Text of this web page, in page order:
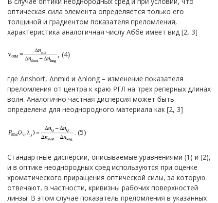
оптическая сила элемента определяется только его
толщиной и градиентом показателя преломления,
характеристика аналогичная числу Аббе имеет вид [2, 3]
, (4)
где Δnshort, Δnmid и Δnlong – изменение показателя
преломления от центра к краю РГЛ на трех реперных длинах
волн. Аналогично частная дисперсия может быть
определена для неоднородного материала как [2, 3]
. (5)
Стандартные дисперсии, описываемые уравнениями (1) и (2),
и в оптике неоднородных сред используются при оценке
хроматического приращения оптической силы, за которую
отвечают, в частности, кривизны рабочих поверхностей
линзы. В этом случае показатель преломления в указанных